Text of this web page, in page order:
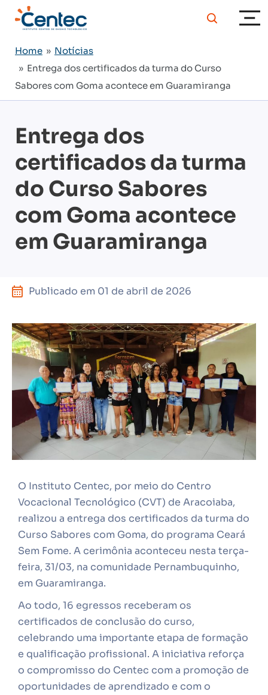
Home » Notícias
» Entrega dos certificados da turma do Curso
Sabores com Goma acontece em Guaramiranga
Entrega dos
certificados da turma
do Curso Sabores
com Goma acontece
em Guaramiranga
Publicado em 01 de abril de 2026
O Instituto Centec, por meio do Centro
Vocacional Tecnológico (CVT) de Aracoiaba,
realizou a entrega dos certificados da turma do
Curso Sabores com Goma, do programa Ceará
Sem Fome. A cerimônia aconteceu nesta terça-
feira, 31/03, na comunidade Pernambuquinho,
em Guaramiranga.
Ao todo, 16 egressos receberam os
certificados de conclusão do curso,
celebrando uma importante etapa de formação
e qualificação profissional. A iniciativa reforça
o compromisso do Centec com a promoção de
oportunidades de aprendizado e com o